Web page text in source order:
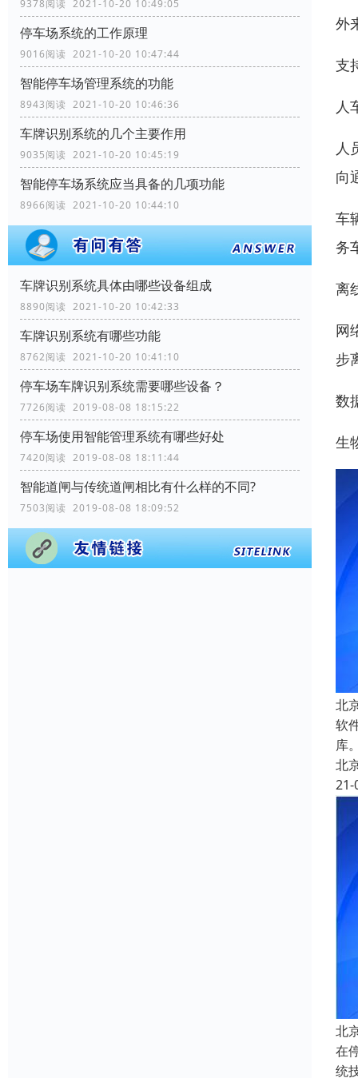
9378阅读 2021-10-20 10:49:05
停车场系统的工作原理
9016阅读 2021-10-20 10:47:44
智能停车场管理系统的功能
8943阅读 2021-10-20 10:46:36
车牌识别系统的几个主要作用
9035阅读 2021-10-20 10:45:19
智能停车场系统应当具备的几项功能
8966阅读 2021-10-20 10:44:10
车牌识别系统具体由哪些设备组成
8890阅读 2021-10-20 10:42:33
车牌识别系统有哪些功能
8762阅读 2021-10-20 10:41:10
停车场车牌识别系统需要哪些设备？
7726阅读 2019-08-08 18:15:22
停车场使用智能管理系统有哪些好处
7420阅读 2019-08-08 18:11:44
智能道闸与传统道闸相比有什么样的不同?
7503阅读 2019-08-08 18:09:52
外
支
人
人
向
车
务
离
网
步
数
生
北
软
库
北
21-
北
在
统